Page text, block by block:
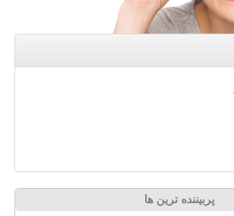
پربیننده ترین ها